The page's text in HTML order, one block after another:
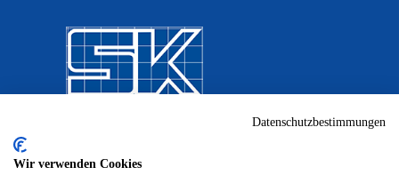
Datenschutzbestimmungen
Wir verwenden Cookies